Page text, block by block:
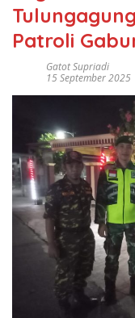
Patroli
Gatot Supriadi
15 September 2025